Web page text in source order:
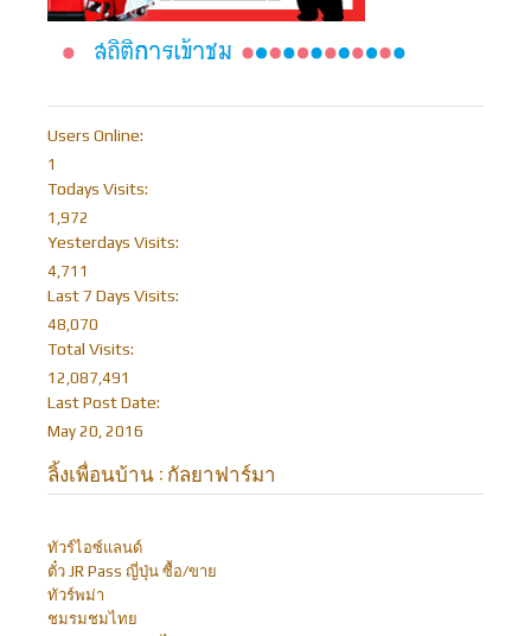
Users Online:
1
Todays Visits:
1,972
Yesterdays Visits:
4,711
Last 7 Days Visits:
48,070
Total Visits:
12,087,491
Last Post Date:
May 20, 2016
ลิ้งเพื่อนบ้าน : กัลยาฟาร์มา
ทัวร์ไอซ์แลนด์
ตั๋ว JR Pass ญี่ปุ่น ซื้อ/ขาย
ทัวร์พม่า
ชมรมชมไทย